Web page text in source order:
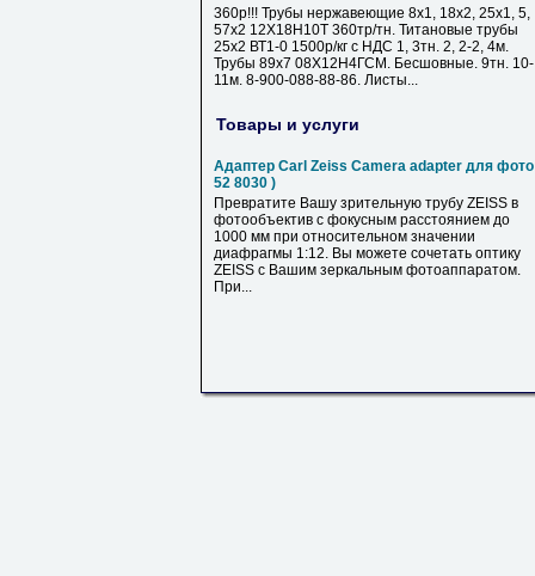
360р!!! Трубы нержавеющие 8х1, 18х2, 25х1, 5,
57х2 12Х18Н10Т 360тр/тн. Титановые трубы
25х2 ВТ1-0 1500р/кг с НДС 1, 3тн. 2, 2-2, 4м.
Трубы 89х7 08Х12Н4ГСМ. Бесшовные. 9тн. 10-
11м. 8-900-088-88-86. Листы...
Товары и услуги
Адаптер Carl Zeiss Camera adapter для
52 8030 )
Превратите Вашу зрительную трубу ZEISS в
фотообъектив с фокусным расстоянием до
1000 мм при относительном значении
диафрагмы 1:12. Вы можете сочетать оптику
ZEISS с Вашим зеркальным фотоаппаратом.
При...